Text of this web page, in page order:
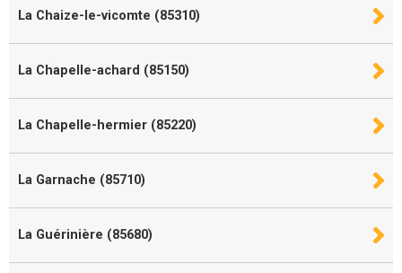
La Chaize-le-vicomte (85310)
La Chapelle-achard (85150)
La Chapelle-hermier (85220)
La Garnache (85710)
La Guérinière (85680)